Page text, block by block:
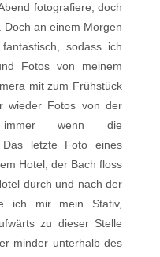
fotografiere, doch
an einem Morgen
sodass ich
Fotos von meinem
mit zum Frühstück
wieder Fotos von der
immer wenn die
Das letzte Foto eines
Hotel, der Bach floss
durch und nach der
ich mir mein Stativ,
zu dieser Stelle
minder unterhalb des